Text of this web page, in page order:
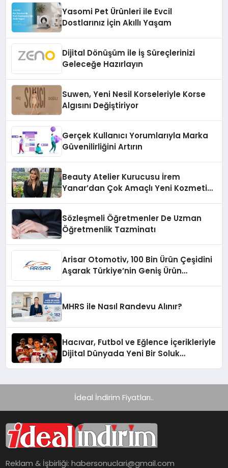
Yasomi Pet Ürünleri ile Evcil
Dostlarınız İçin Akıllı Yaşam
Dijital Dönüşüm ile İş Süreçlerinizi
Geleceğe Hazırlayın
Suwen, Yeni Nesil Korseleriyle Korse
Algısını Değiştiriyor
Gerçek Kullanıcı Yorumlarıyla Marka
Güvenilirliğini Artırın
Beauty Atelier Kurucusu İrem
Yanar’dan Çok Amaçlı Yeni Kozmetik
Sözleşmeli Öğretmenler De Uzman
Öğretmenlik Tazminatı
Arisar Otomotiv, 100 Bin Ürün Çeşidini
Aşarak Türkiye’nin Geniş Ürün
MHRS ile Nasıl Randevu Alınır?
Hacıvar, Futbol ve Eğlence İçerikleriyle
Dijital Dünyada Yeni Bir Soluk
İdeal İndirim Fiyatları..
Reklam & İşbirliği:habersonuclari@gmail.com